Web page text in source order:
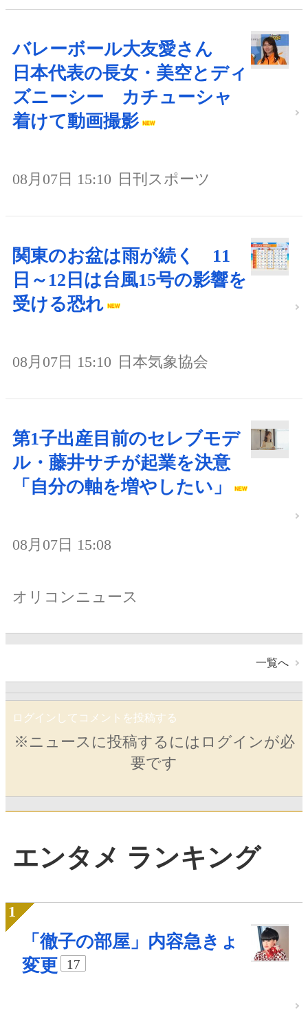
バレーボール大友愛さん
日本代表の長女・美空とディ
ズニーシー カチューシャ
着けて動画撮影
08月07日 15:10 日刊スポーツ
関東のお盆は雨が続く 11
日～12日は台風15号の影響を
受ける恐れ
08月07日 15:10 日本気象協会
第1子出産目前のセレブモデ
ル・藤井サチが起業を決意
「自分の軸を増やしたい」
08月07日 15:08
オリコンニュース
一覧へ
ログインしてコメントを投稿する
※ニュースに投稿するにはログインが必
要です
エンタメ ランキング
「徹子の部屋」内容急きょ
変更
17